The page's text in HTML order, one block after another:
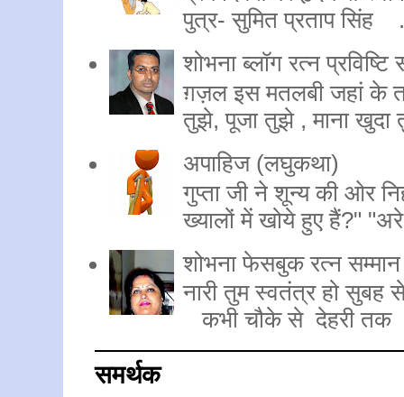
पुत्र- सुमित प्रताप सिंह
शोभना ब्लॉग रत्न
ग़ज़ल इस मतलबी जहां के
तुझे, पूजा तुझे , माना
अपाहिज (लघुकथा)
गुप्ता जी ने शून्य की ओर
ख्यालों में खोये हुए हैं?" "अरे
शोभना फेसबुक रत्न सम्मान
नारी तुम स्वतंत्र हो
कभी चौके से देहरी तक
समर्थक